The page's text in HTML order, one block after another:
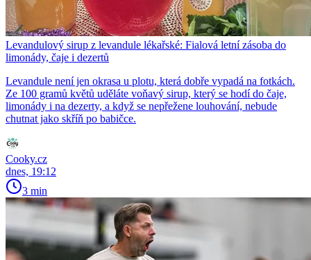
Levandulový sirup z levandule lékařské: Fialová letní zásoba do
limonády, čaje i dezertů
Levandule není jen okrasa u plotu, která dobře vypadá na fotkách.
Ze 100 gramů květů uděláte voňavý sirup, který se hodí do čaje,
limonády i na dezerty, a když se nepřežene louhování, nebude
chutnat jako skříň po babičce.
Cooky.cz
dnes, 19:12
3 min